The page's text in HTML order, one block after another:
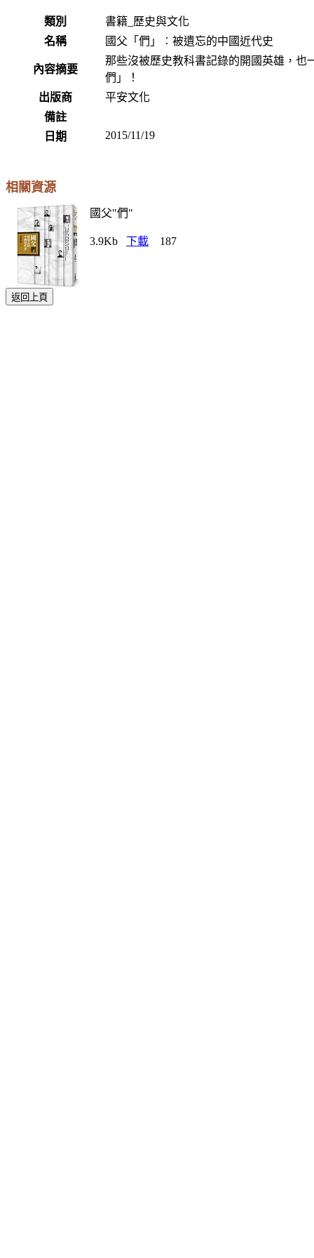
類別
書籍_歷史與文化
名稱
國父「們」︰被遺忘的中國近代史
內容摘要
那些沒被歷史教科書記錄的開國英雄，也
們」！
出版商
平安文化
備註
日期
2015/11/19
相關資源
國父"們"
3.9Kb 下載 187
返回上頁